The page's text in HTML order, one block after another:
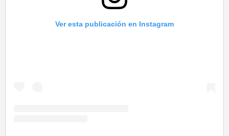
Ver esta publicación en Instagram